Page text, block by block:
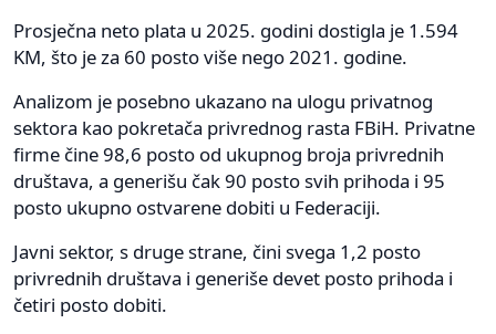
Prosječna neto plata u 2025. godini dostigla je 1.594
KM, što je za 60 posto više nego 2021. godine.
Analizom je posebno ukazano na ulogu privatnog
sektora kao pokretača privrednog rasta FBiH. Privatne
firme čine 98,6 posto od ukupnog broja privrednih
društava, a generišu čak 90 posto svih prihoda i 95
posto ukupno ostvarene dobiti u Federaciji.
Javni sektor, s druge strane, čini svega 1,2 posto
privrednih društava i generiše devet posto prihoda i
četiri posto dobiti.